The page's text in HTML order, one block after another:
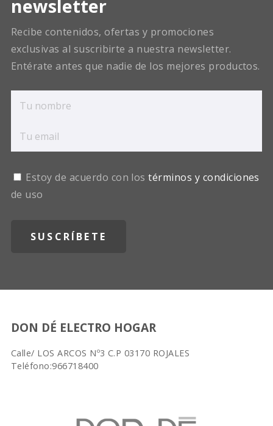
newsletter
Recibe contenidos, ofertas y promociones
exclusivas al suscribirte a nuestra newsletter.
Entérate antes que nadie de los mejores productos.
Estoy de acuerdo con lostérminos y condiciones
de uso
DON DÉ ELECTRO HOGAR
Calle/ LOS ARCOS Nº3 C.P 03170 ROJALES
Teléfono:966718400